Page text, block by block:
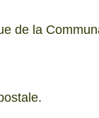
de la